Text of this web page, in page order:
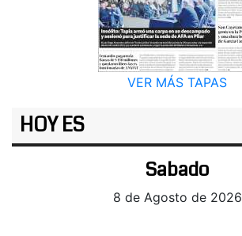
VER MÁS TAPAS
HOY ES
Sabado
8 de Agosto de 2026